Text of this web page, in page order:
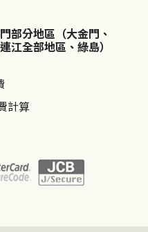
部分地區（大金門、
江全部地區、綠島）
計算